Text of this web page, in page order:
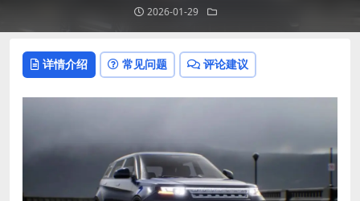
2026-01-29
详情介绍 常见问题 评论建议